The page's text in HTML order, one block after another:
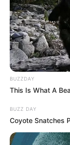
Το απόγευμα
αυτοκινήτων
στο
BUZZDAY
This Is What A
BUZZ DAY
Coyote Snatches